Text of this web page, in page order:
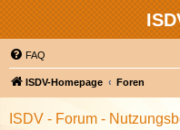
FAQ
ISDV-Homepage Foren
ISDV - Forum -